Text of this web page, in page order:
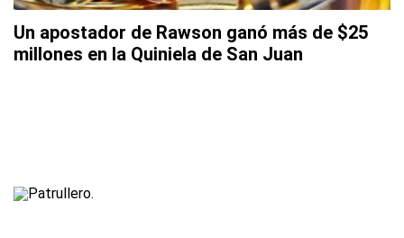
Un apostador de Rawson ganó más de $25
millones en la Quiniela de San Juan